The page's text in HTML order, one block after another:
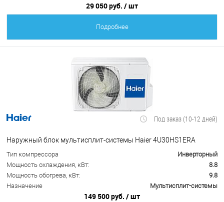
29 050 руб. / шт
Подробнее
Под заказ (10-12 дней)
Наружный блок мультисплит-системы Haier 4U30HS1ERA
Тип компрессора
Инверторный
Мощность охлаждения, кВт:
8.8
Мощность обогрева, кВт:
9.8
Назначение
Мультисплит-системы
149 500 руб. / шт